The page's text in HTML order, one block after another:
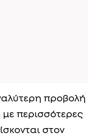
προβολή
περισσότερες
στον